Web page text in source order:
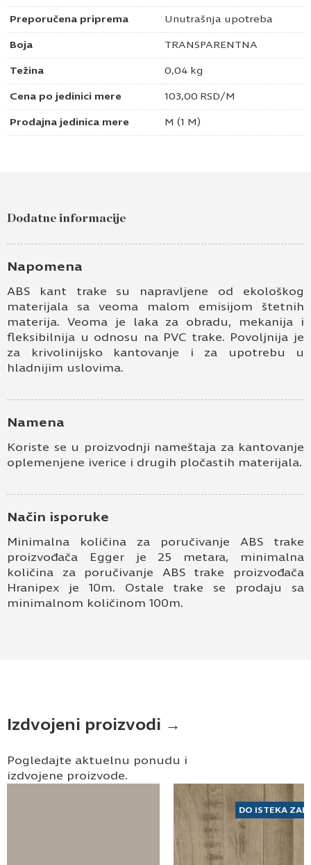
Preporučena priprema Unutrašnja upotreba
Boja TRANSPARENTNA
Težina 0,04 kg
Cena po jedinici mere 103,00 RSD/M
Prodajna jedinica mere M (1 M)
Dodatne informacije
Napomena
ABS kant trake su napravljene od ekološkog
materijala sa veoma malom emisijom štetnih
materija. Veoma je laka za obradu, mekanija i
fleksibilnija u odnosu na PVC trake. Povoljnija je
za krivolinijsko kantovanje i za upotrebu u
hladnijim uslovima.
Namena
Koriste se u proizvodnji nameštaja za kantovanje
oplemenjene iverice i drugih pločastih materijala.
Način isporuke
Minimalna količina za poručivanje ABS trake
proizvođača Egger je 25 metara, minimalna
količina za poručivanje ABS trake proizvođača
Hranipex je 10m. Ostale trake se prodaju sa
minimalnom količinom 100m.
Izdvojeni proizvodi →
Pogledajte aktuelnu ponudu i
izdvojene proizvode.
DO ISTEKA